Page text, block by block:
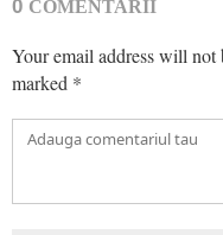
0 COMENTARII
Your email address will not
marked *